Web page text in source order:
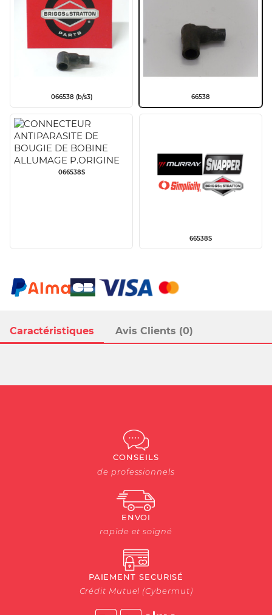
Caractéristiques Avis Clients (0)
066538 (b/s3) 66538
066538S
66538S
CONSEILS
de professionnels
ENVOI
rapide et soigné
PAIEMENT SECURISÉ
Crédit Mutuel (Cybermut)